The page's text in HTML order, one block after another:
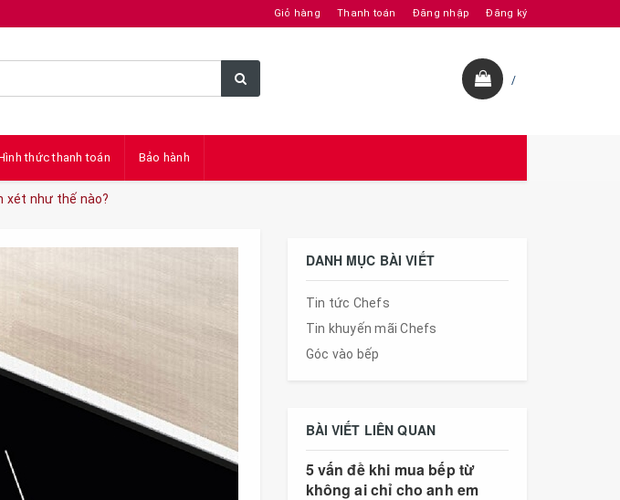
Giỏ hàng Thanh toán Đăng nhập Đăng ký
/
thức thanh toán Bảo hành
xét như thế nào?
DANH MỤC BÀI VIẾT
Tin tức Chefs
Tin khuyến mãi Chefs
Góc vào bếp
BÀI VIẾT LIÊN QUAN
5 vấn đề khi mua bếp từ
không ai chỉ cho anh em